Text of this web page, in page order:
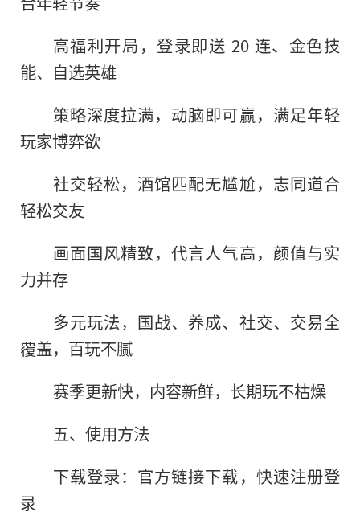
高福利开局，登录即送 20 连、金色技
能、自选英雄
策略深度拉满，动脑即可赢，满足年轻
玩家博弈欲
社交轻松，酒馆匹配无尴尬，志同道合
轻松交友
画面国风精致，代言人气高，颜值与实
力并存
多元玩法，国战、养成、社交、交易全
覆盖，百玩不腻
赛季更新快，内容新鲜，长期玩不枯燥
五、使用方法
下载登录：官方链接下载，快速注册登
录